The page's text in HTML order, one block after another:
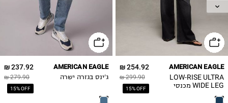
4
8
10
12
14
20
254.92 ₪
299.90 ₪
15% OFF
AMERICAN EAGLE
LOW-RISE ULTRA
WIDE LEG מכנסי
237.92 ₪
279.90 ₪
15% OFF
AMERICAN EAGLE
ג'ינס בגזרה ישרה